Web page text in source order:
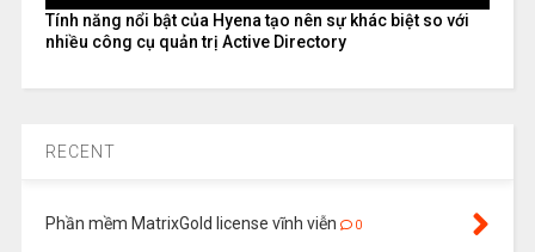
Tính năng nổi bật của Hyena tạo nên sự khác biệt so với
nhiều công cụ quản trị Active Directory
RECENT
Phần mềm MatrixGold license vĩnh viễn 0